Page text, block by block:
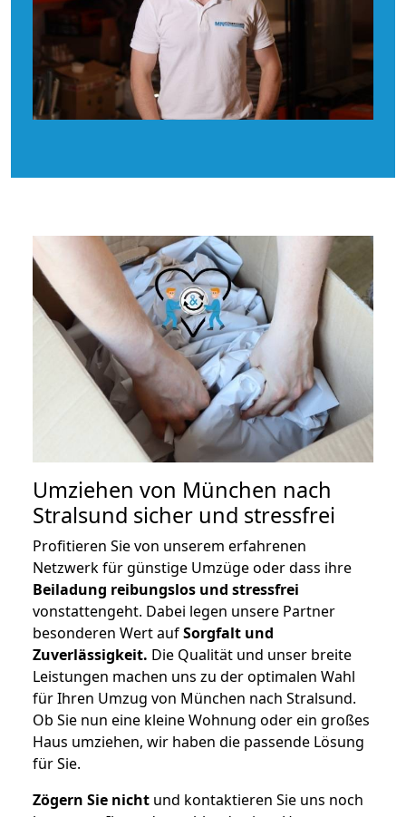
Umziehen von München nach
Stralsund sicher und stressfrei
Profitieren Sie von unserem erfahrenen
Netzwerk für günstige Umzüge oder dass ihre
Beiladung reibungslos und stressfrei
vonstattengeht. Dabei legen unsere Partner
besonderen Wert aufSorgfalt und
Zuverlässigkeit. Die Qualität und unser breite
Leistungen machen uns zu der optimalen Wahl
für Ihren Umzug von München nach Stralsund.
Ob Sie nun eine kleine Wohnung oder ein großes
Haus umziehen, wir haben die passende Lösung
für Sie.
Zögern Sie nicht und kontaktieren Sie uns noch